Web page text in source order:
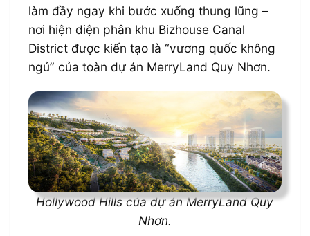
làm đầy ngay khi bước xuống thung lũng –
nơi hiện diện phân khu Bizhouse Canal
District được kiến tạo là “vương quốc không
ngủ” của toàn dự án MerryLand Quy Nhơn.
Hollywood Hills của dự án MerryLand Quy
Nhơn.